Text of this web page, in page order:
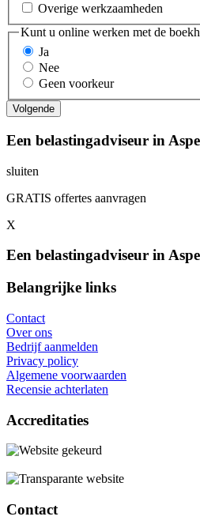
Overige werkzaamheden
Kunt u online werken met de
Ja
Nee
Geen voorkeur
Een belastingadviseur in
sluiten
GRATIS offertes aanvragen
X
Een belastingadviseur in
Belangrijke links
Contact
Over ons
Bedrijf aanmelden
Privacy policy
Algemene voorwaarden
Recensie achterlaten
Accreditaties
Contact